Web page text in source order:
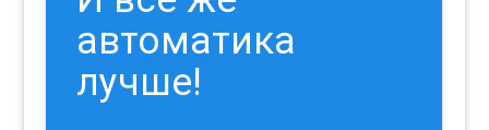
автоматика
лучше!